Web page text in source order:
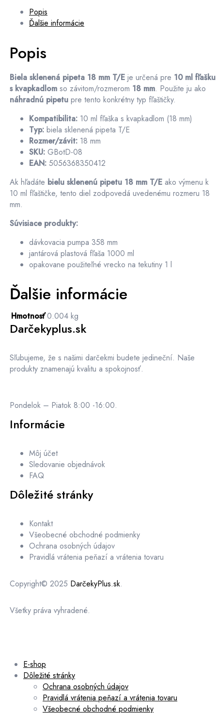
Popis
Ďalšie informácie
Popis
Biela sklenená pipeta 18 mm T/E je určená pre 10 ml fľašku
s kvapkadlom so závitom/rozmerom 18 mm. Použite ju ako
náhradnú pipetu pre tento konkrétny typ fľaštičky.
Kompatibilita: 10 ml fľaška s kvapkadlom (18 mm)
Typ: biela sklenená pipeta T/E
Rozmer/závit: 18 mm
SKU: GBotD-08
EAN: 5056368350412
Ak hľadáte bielu sklenenú pipetu 18 mm T/E ako výmenu k
10 ml fľaštičke, tento diel zodpovedá uvedenému rozmeru 18
mm.
Súvisiace produkty:
dávkovacia pumpa 358 mm
jantárová plastová fľaša 1000 ml
opakovane použiteľné vrecko na tekutiny 1 l
Ďalšie informácie
Hmotnosť0.004 kg
Darčekyplus.sk
Sľubujeme, že s našimi darčekmi budete jedineční. Naše
produkty znamenajú kvalitu a spokojnosť.
Pondelok – Piatok 8:00 -16:00.
Informácie
Môj účet
Sledovanie objednávok
FAQ
Dôležité stránky
Kontakt
Všeobecné obchodné podmienky
Ochrana osobných údajov
Pravidlá vrátenia peňazí a vrátenia tovaru
Copyright© 2025 DarčekyPlus.sk.
Všetky práva vyhradené.
E-shop
Dôležité stránky
Ochrana osobných údajov
Pravidlá vrátenia peňazí a vrátenia tovaru
Všeobecné obchodné podmienky